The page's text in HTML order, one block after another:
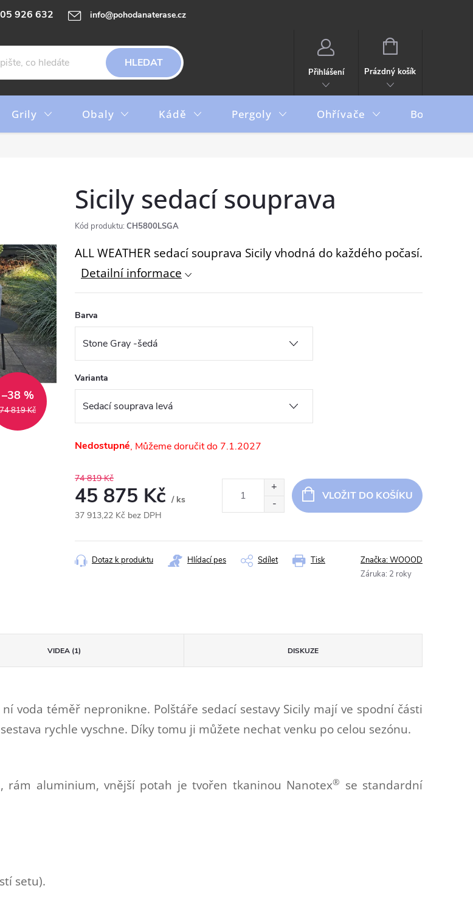
926 632 info@pohodanaterase.cz
HLEDAT
Přihlášení
NÁKUPNÍ
Prázdný košík
Grily Obaly Kádě Pergoly Ohřívače Boxy
74 819 Kč
–38 %
Sicily sedací souprava
Kód produktu: CH5800LSGA
ALL WEATHER sedací souprava Sicily vhodná do každého počasí.
Detailní informace
Barva
Varianta
Nedostupné 7.1.2027
74 819 Kč
45 875 Kč / ks
37 913,22 Kč bez DPH
cena:
VLOŽIT DO KOŠÍKU
Tisk
Dotaz k produktu Hlídací pes Sdílet Značka:WOOOD
Záruka: 2 roky
VIDEA (1) DISKUZE
voda téměř nepronikne. Polštáře sedací sestavy Sicily mají ve spodní části
rychle vyschne. Díky tomu ji můžete nechat venku po celou sezónu.
aluminium, vnější potah je tvořen tkaninou Nanotex® se standardní
setu).